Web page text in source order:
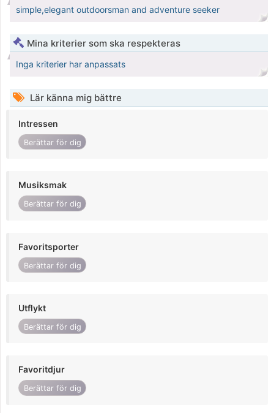
simple,elegant outdoorsman and adventure seeker
Mina kriterier som ska respekteras
Inga kriterier har anpassats
Lär känna mig bättre
Intressen
Berättar för dig
Musiksmak
Berättar för dig
Favoritsporter
Berättar för dig
Utflykt
Berättar för dig
Favoritdjur
Berättar för dig